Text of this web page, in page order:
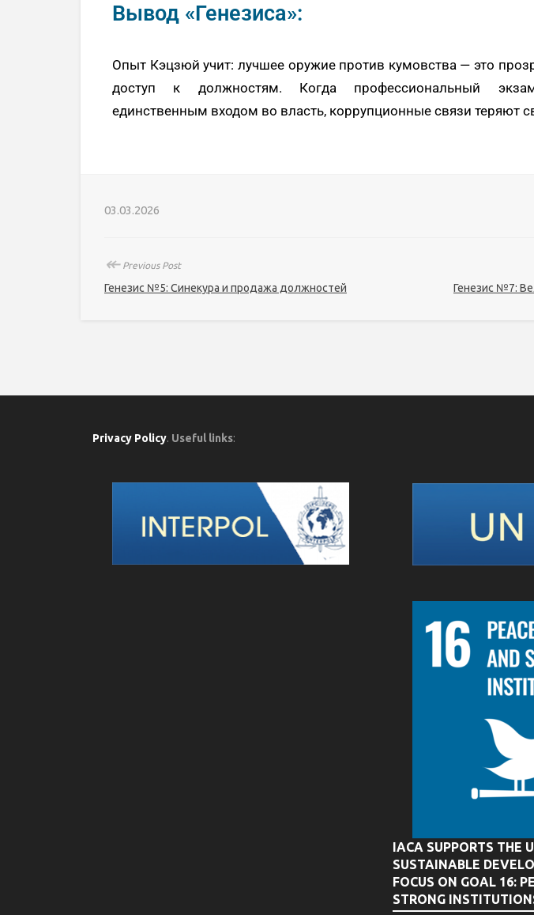
Вывод «Генезиса»:
Опыт Кэцзюй учит: лучшее оружие против кумовства — это
доступ к должностям. Когда профессиональный
единственным входом во власть, коррупционные связи теряют
03.03.2026
↞Previous Post
Генезис №5: Синекура и продажа должностей Генезис №7:
Privacy Policy. Useful links:
IACA SUPPORTS THE
SUSTAINABLE
FOCUS ON GOAL 16:
STRONG